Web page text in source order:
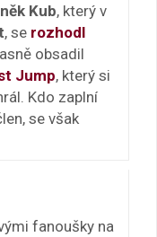
Kub, který v
, se rozhodl
obsadil
Jump, který si
Kdo zaplní
se však
fanoušky na